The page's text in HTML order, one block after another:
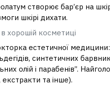
хорошій косметиці
створює бар’єр на
шкірі дихати.
естетичної
синтетичних
олій і парабенів”.
та інше).